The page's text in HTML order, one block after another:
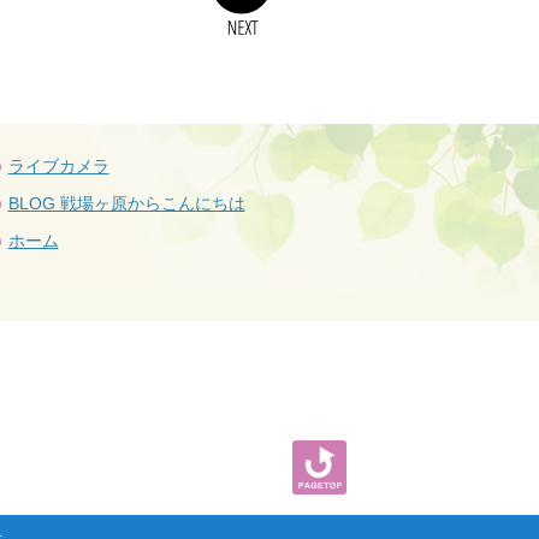
ライブカメラ
BLOG 戦場ヶ原からこんにちは
ホーム